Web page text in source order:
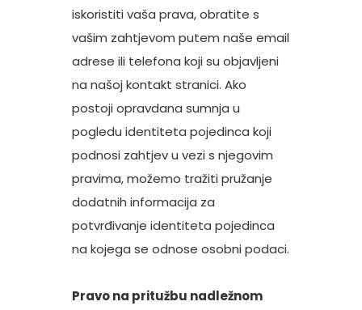
iskoristiti vaša prava, obratite s
vašim zahtjevom putem naše email
adrese ili telefona koji su objavljeni
na našoj kontakt stranici. Ako
postoji opravdana sumnja u
pogledu identiteta pojedinca koji
podnosi zahtjev u vezi s njegovim
pravima, možemo tražiti pružanje
dodatnih informacija za
potvrđivanje identiteta pojedinca
na kojega se odnose osobni podaci.
Pravo na pritužbu nadležnom